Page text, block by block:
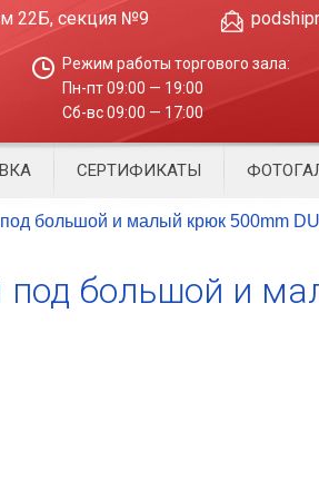
22Б, секция №9
Режим работы торгового зала:
Пн-пт 09:00 — 19:00
Сб-вс 09:00 — 17:00
СЕРТИФИКАТЫ
под большой и малый крюк 500mm
под большой и